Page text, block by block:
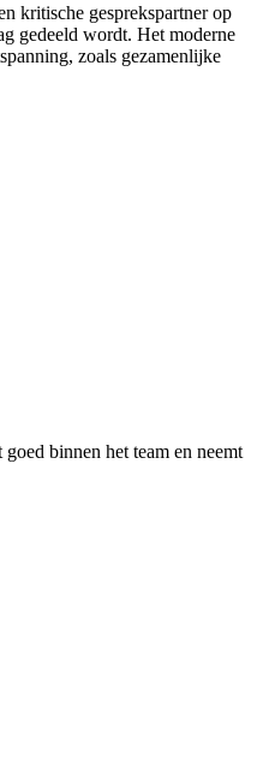
kritische gesprekspartner op
gedeeld wordt. Het moderne
zoals gezamenlijke
binnen het team en neemt